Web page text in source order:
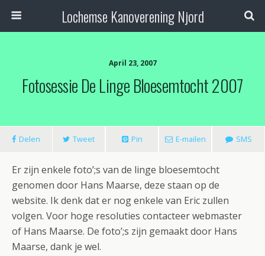
Lochemse Kanoverening Njord
April 23, 2007
Fotosessie De Linge Bloesemtocht 2007
Delen Tweet Pin E-mailen SMS
Er zijn enkele foto’;s van de linge bloesemtocht
genomen door Hans Maarse, deze staan op de
website. Ik denk dat er nog enkele van Eric zullen
volgen. Voor hoge resoluties contacteer webmaster
of Hans Maarse. De foto’;s zijn gemaakt door Hans
Maarse, dank je wel.